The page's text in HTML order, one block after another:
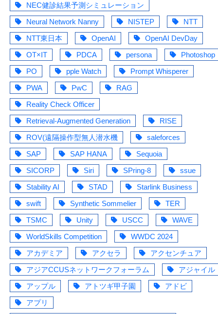
NEC健診結果予測シミュレーション
Neural Network Nanny
NISTEP
NTT
NTT東日本
OpenAI
OpenAI DevDay
OT×IT
PDCA persona
Photoshop
PO
pple Watch
Prompt Whisperer
PWA
PwC
RAG
Reality Check Officer
Retrieval-Augmented Generation
RISE
ROV(遠隔操作型無人潜水機
saleforces
SAP
SAP HANA
Sequoia
SICORP
Siri SPring-8
ssue
Stability AI
STAD
Starlink Business
swift
Synthetic Sommelier
TER
TSMC
Unity USCC
WAVE
WorldSkills Competition
WWDC 2024
アカデミア
アクセラ
アクセンチュア
アジアCCUSネットワークフォーラム
アジャイル
アップル
アトツギ甲子園
アドビ
アプリ